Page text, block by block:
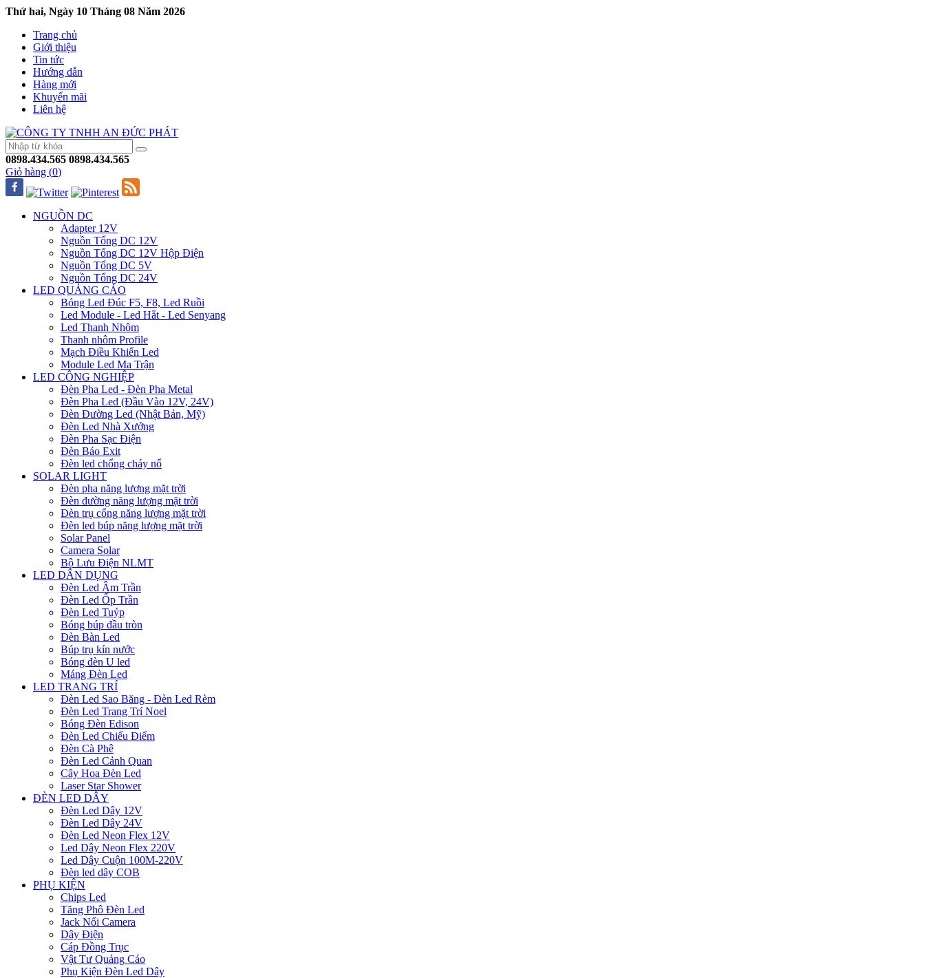
Thứ hai, Ngày 10 Tháng 08 Năm 2026
Trang chủ
Giới thiệu
Tin tức
Hướng dẫn
Hàng mới
Khuyến mãi
Liên hệ
0898.434.565 0898.434.565
Giỏ hàng (0)
NGUỒN DC
Adapter 12V
Nguồn Tổng DC 12V
Nguồn Tổng DC 12V Hộp Điện
Nguồn Tổng DC 5V
Nguồn Tổng DC 24V
LED QUẢNG CÁO
Bóng Led Đúc F5, F8, Led Ruồi
Led Module - Led Hắt - Led Senyang
Led Thanh Nhôm
Thanh nhôm Profile
Mạch Điều Khiển Led
Module Led Ma Trận
LED CÔNG NGHIỆP
Đèn Pha Led - Đèn Pha Metal
Đèn Pha Led (Đầu Vào 12V, 24V)
Đèn Đường Led (Nhật Bản, Mỹ)
Đèn Led Nhà Xưởng
Đèn Pha Sạc Điện
Đèn Báo Exit
Đèn led chống cháy nổ
SOLAR LIGHT
Đèn pha năng lượng mặt trời
Đèn đường năng lượng mặt trời
Đèn trụ cổng năng lượng mặt trời
Đèn led búp năng lượng mặt trời
Solar Panel
Camera Solar
Bộ Lưu Điện NLMT
LED DÂN DỤNG
Đèn Led Âm Trần
Đèn Led Ốp Trần
Đèn Led Tuýp
Bóng búp đầu tròn
Đèn Bàn Led
Búp trụ kín nước
Bóng đèn U led
Máng Đèn Led
LED TRANG TRÍ
Đèn Led Sao Băng - Đèn Led Rèm
Đèn Led Trang Trí Noel
Bóng Đèn Edison
Đèn Led Chiếu Điểm
Đèn Cà Phê
Đèn Led Cảnh Quan
Cây Hoa Đèn Led
Laser Star Shower
ĐÈN LED DÂY
Đèn Led Dây 12V
Đèn Led Dây 24V
Đèn Led Neon Flex 12V
Led Dây Neon Flex 220V
Led Dây Cuộn 100M-220V
Đèn led dây COB
PHỤ KIỆN
Chips Led
Tăng Phô Đèn Led
Jack Nối Camera
Dây Điện
Cáp Đồng Trục
Vật Tư Quảng Cáo
Phụ Kiện Đèn Led Dây